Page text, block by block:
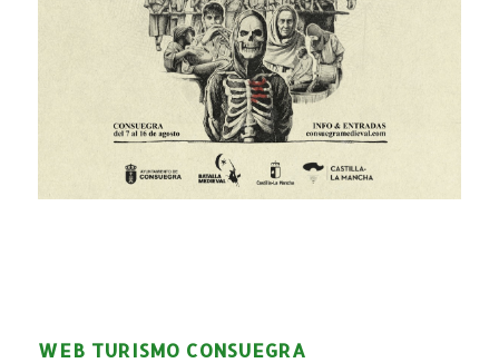
WEB TURISMO CONSUEGRA